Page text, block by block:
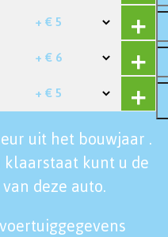
+ € 5
+ € 6
+ € 5
uit het bouwjaar .
kunt u de
deze auto.